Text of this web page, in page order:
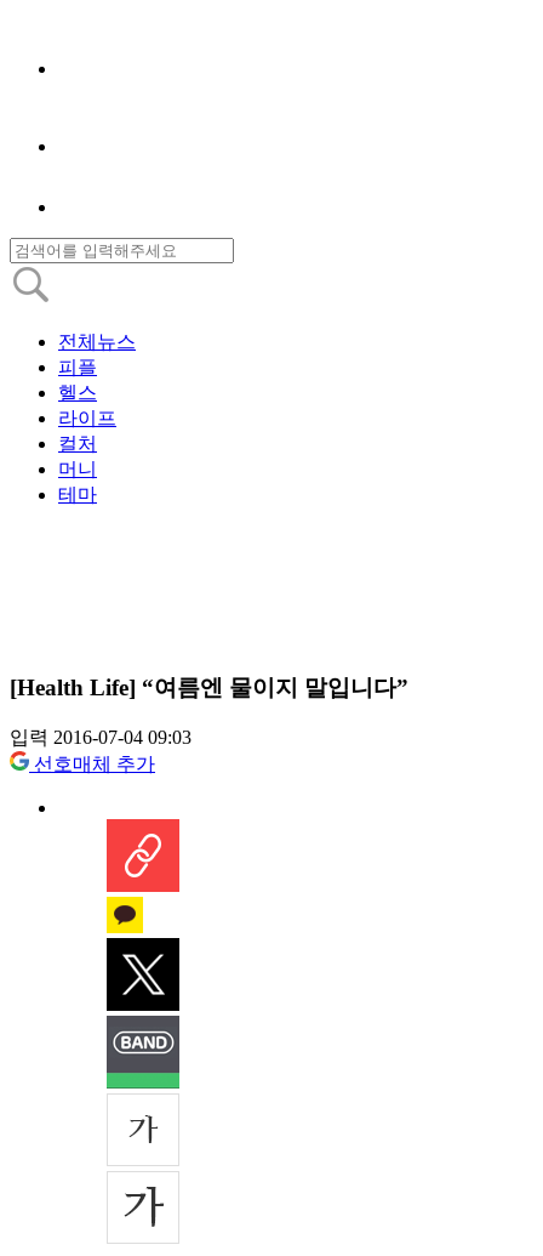
전체뉴스
피플
헬스
라이프
컬처
머니
테마
[Health Life] “여름엔 물이지 말입니다”
입력 2016-07-04 09:03
선호매체 추가